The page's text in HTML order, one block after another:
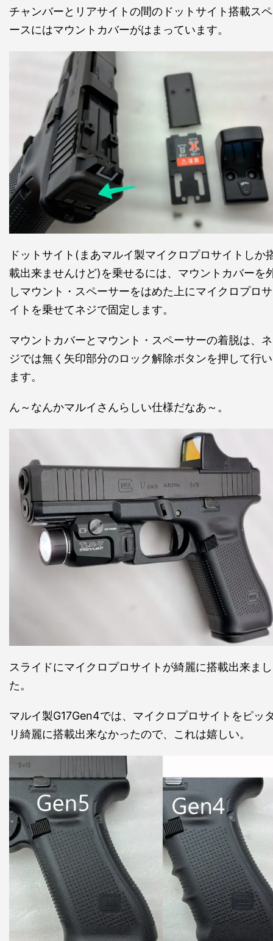
チャンバーとリアサイトの間のドットサイト搭載スペ
ースにはマウントカバーがはまっています。
ドットサイト(まあマルイ製マイクロプロサイトしか
載出来ませんけど)を乗せるには、マウントカバーを
しマウント・スペーサーをはめた上にマイクロプロサ
イトを乗せてネジで固定します。
マウントカバーとマウント・スペーサーの着脱は、ネ
ジでは無く矢印部分のロック解除ボタンを押して行い
ます。
ん～なんかマルイさんらしい仕様だなあ～。
スライドにマイクロプロサイトが綺麗に搭載出来まし
た。
マルイ製G17Gen4では、マイクロプロサイトをピッ
リ綺麗に搭載出来なかったので、これは嬉しい。